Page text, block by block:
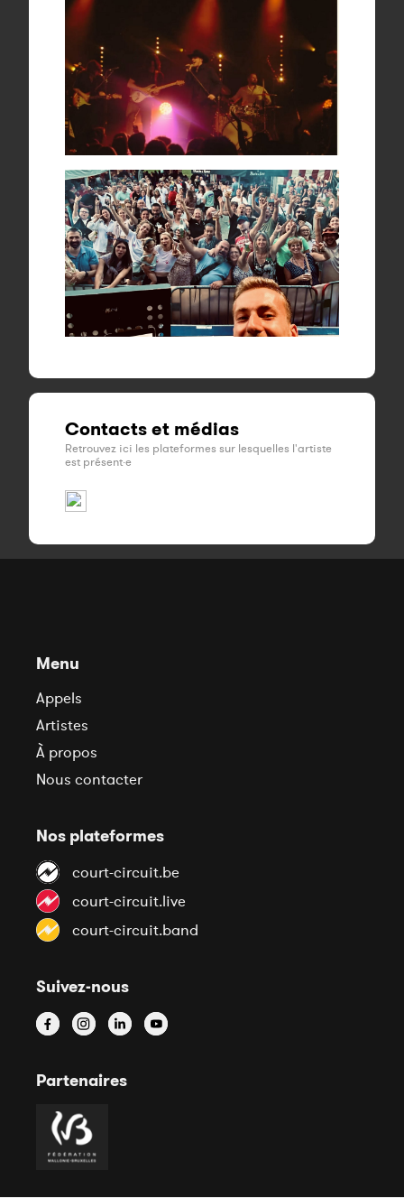
Contacts et médias
Retrouvez ici les plateformes sur lesquelles l'artiste
est présent·e
Menu
Appels
Artistes
À propos
Nous contacter
Nos plateformes
court-circuit.be
court-circuit.live
court-circuit.band
Suivez-nous
Partenaires